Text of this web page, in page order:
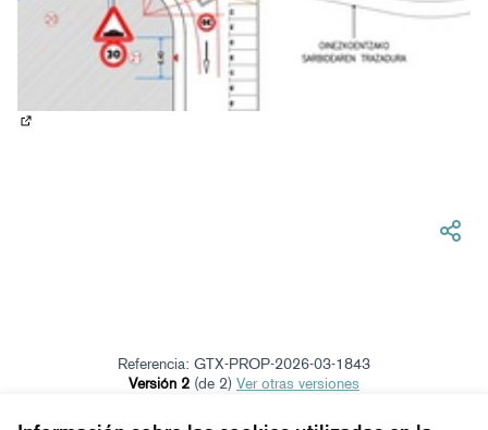
Referencia: GTX-PROP-2026-03-1843
Versión 2 (de 2)
ver otras versiones